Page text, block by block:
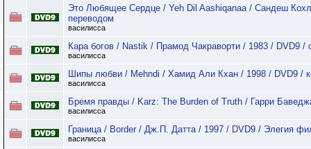
Это Любящее Сердце / Yeh Dil Aashiqanaa / Сандеш
переводом
василисса
Кара богов / Nastik / Прамод Чакраворти / 1983 / DVD9
василисса
Шипы любви / Mehndi / Хамид Али Кхан / 1998 / DVD9 /
василисса
Бремя правды / Karz: The Burden of Truth / Гарри
василисса
Граница / Border / Дж.П. Датта / 1997 / DVD9 / Элегия
василисса